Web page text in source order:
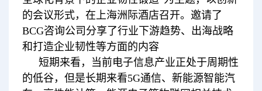
的会议形式，在上海洲际酒店召开。邀请了
BCG咨询公司分享了行业下游趋势、出海战略
和打造企业韧性等方面的内容
短期来看，当前电子信息产业正处于周期性
的低谷，但是长期来看5G通信、新能源智能汽